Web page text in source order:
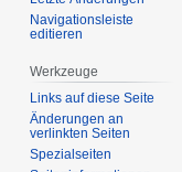
Navigationsleiste
editieren
Werkzeuge
Links auf diese Seite
Änderungen an
verlinkten Seiten
Spezialseiten